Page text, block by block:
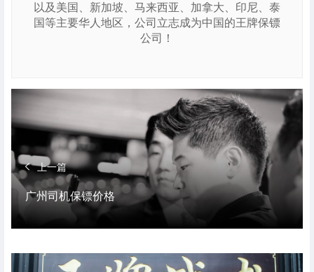
以及美国、新加坡、马来西亚、加拿大、印尼、泰
国等主要华人地区，公司立志成为中国的王牌保镖
公司！
上一篇
广州司机保镖价格